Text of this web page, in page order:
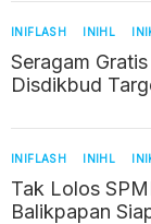
INIFLASH INIHL
Seragam
Disdikbud
INIFLASH INIHL
Tak Lolos
Balikpapan